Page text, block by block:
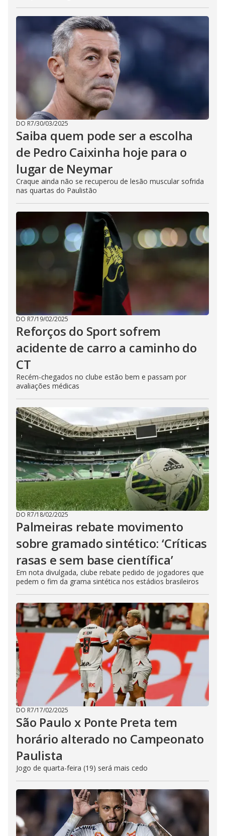
DO R7/30/03/2025
Saiba quem pode ser a escolha
de Pedro Caixinha hoje para o
lugar de Neymar
Craque ainda não se recuperou de lesão muscular sofrida
nas quartas do Paulistão
DO R7/19/02/2025
Reforços do Sport sofrem
acidente de carro a caminho do
CT
Recém-chegados no clube estão bem e passam por
avaliações médicas
DO R7/18/02/2025
Palmeiras rebate movimento
sobre gramado sintético: ‘Críticas
rasas e sem base científica’
Em nota divulgada, clube rebate pedido de jogadores que
pedem o fim da grama sintética nos estádios brasileiros
DO R7/17/02/2025
São Paulo x Ponte Preta tem
horário alterado no Campeonato
Paulista
Jogo de quarta-feira (19) será mais cedo